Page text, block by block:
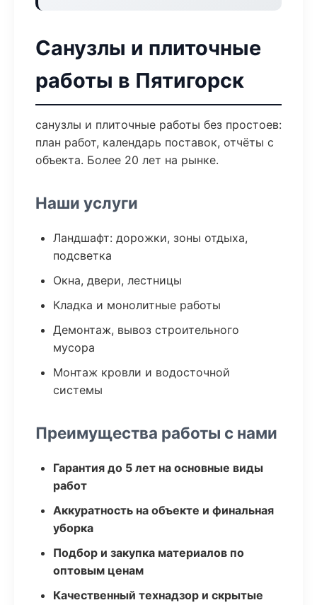
Санузлы и плиточные
работы в Пятигорск
санузлы и плиточные работы без простоев:
план работ, календарь поставок, отчёты с
объекта. Более 20 лет на рынке.
Наши услуги
Ландшафт: дорожки, зоны отдыха,
подсветка
Окна, двери, лестницы
Кладка и монолитные работы
Демонтаж, вывоз строительного
мусора
Монтаж кровли и водосточной
системы
Преимущества работы с нами
Гарантия до 5 лет на основные виды
работ
Аккуратность на объекте и финальная
уборка
Подбор и закупка материалов по
оптовым ценам
Качественный технадзор и скрытые